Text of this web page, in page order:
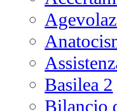
Basilea 2
Bilancio